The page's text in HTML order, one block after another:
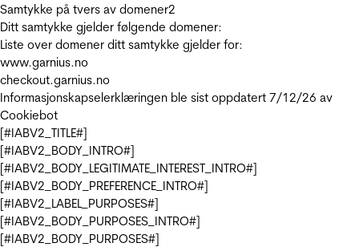
Samtykke på tvers av domener2
Ditt samtykke gjelder følgende domener:
Liste over domener ditt samtykke gjelder for:
www.garnius.no
checkout.garnius.no
Informasjonskapselerklæringen ble sist oppdatert 7/12/26 av
Cookiebot
[#IABV2_TITLE#]
[#IABV2_BODY_INTRO#]
[#IABV2_BODY_LEGITIMATE_INTEREST_INTRO#]
[#IABV2_BODY_PREFERENCE_INTRO#]
[#IABV2_LABEL_PURPOSES#]
[#IABV2_BODY_PURPOSES_INTRO#]
[#IABV2_BODY_PURPOSES#]